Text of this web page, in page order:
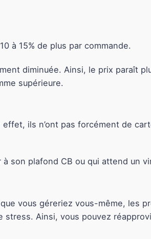
à 15% de plus par commande.
diminuée. Ainsi, le prix paraît
supérieure.
ils n’ont pas forcément de
son plafond CB ou qui attend un
vous géreriez vous-même, les
Ainsi, vous pouvez